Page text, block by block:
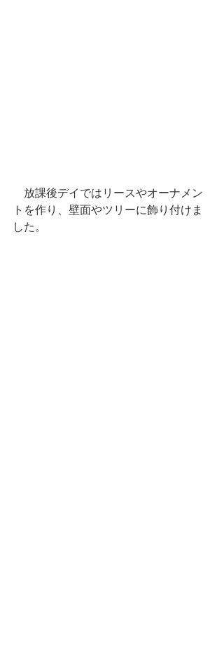
放課後デイではリースやオーナメン
トを作り、壁面やツリーに飾り付けま
した。